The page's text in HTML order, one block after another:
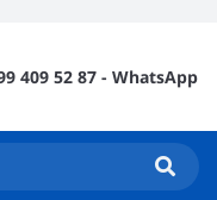
409 52 87 - WhatsApp